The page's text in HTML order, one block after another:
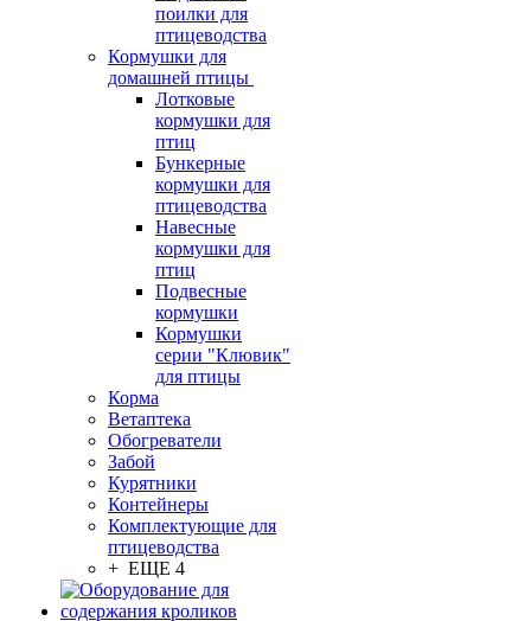
поилки для
птицеводства
Кормушки для
домашней птицы
Лотковые
кормушки для
птиц
Бункерные
кормушки для
птицеводства
Навесные
кормушки для
птиц
Подвесные
кормушки
Кормушки
серии "Клювик"
для птицы
Корма
Ветаптека
Обогреватели
Забой
Курятники
Контейнеры
Комплектующие для
птицеводства
+ ЕЩЕ 4